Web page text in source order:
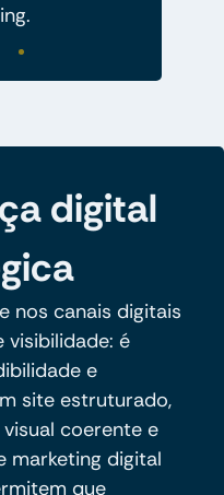
digital
nos canais digitais
visibilidade: é
e
site estruturado,
coerente e
marketing digital
que